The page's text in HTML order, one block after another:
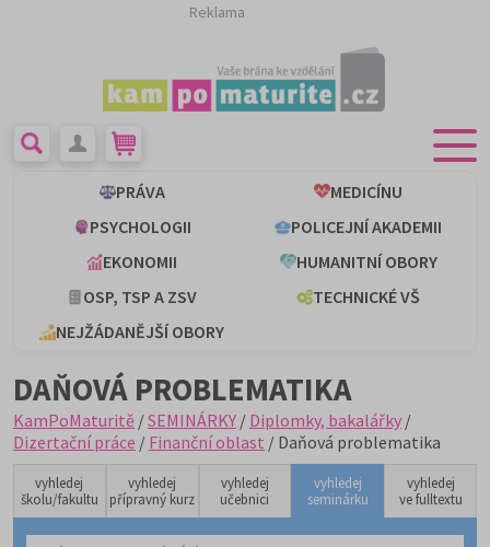
Reklama
PRÁVA
MEDICÍNU
PSYCHOLOGII
POLICEJNÍ AKADEMII
EKONOMII
HUMANITNÍ OBORY
OSP, TSP A ZSV
TECHNICKÉ VŠ
NEJŽÁDANĚJŠÍ OBORY
DAŇOVÁ PROBLEMATIKA
KamPoMaturitě /SEMINÁRKY / Diplomky, bakalářky /
Dizertační práce / Finanční oblast / Daňová problematika
vyhledej
školu/fakultu
vyhledej
přípravný kurz
vyhledej
učebnici
vyhledej
seminárku
vyhledej
ve fulltextu